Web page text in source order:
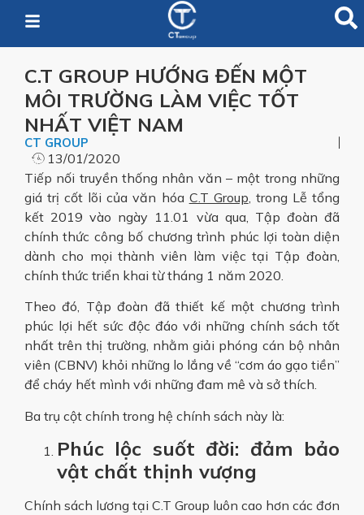
C.T GROUP HƯỚNG ĐẾN MỘT
MÔI TRƯỜNG LÀM VIỆC TỐT
NHẤT VIỆT NAM
CT GROUP
13/01/2020
Tiếp nối truyền thống nhân văn – một trong những
giá trị cốt lõi của văn hóa C.T Group, trong Lễ tổng
kết 2019 vào ngày 11.01 vừa qua, Tập đoàn đã
chính thức công bố chương trình phúc lợi toàn diện
dành cho mọi thành viên làm việc tại Tập đoàn,
chính thức triển khai từ tháng 1 năm 2020.
Theo đó, Tập đoàn đã thiết kế một chương trình
phúc lợi hết sức độc đáo với những chính sách tốt
nhất trên thị trường, nhằm giải phóng cán bộ nhân
viên (CBNV) khỏi những lo lắng về “cơm áo gạo tiền”
để cháy hết mình với những đam mê và sở thích.
Ba trụ cột chính trong hệ chính sách này là:
Phúc lộc suốt đời: đảm bảo
vật chất thịnh vượng
Chính sách lương tại C.T Group luôn cao hơn các đơn